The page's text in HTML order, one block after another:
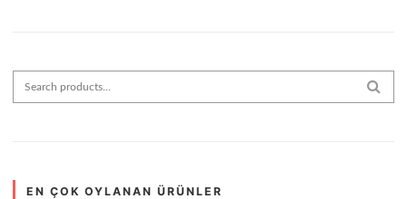
Search for:
EN ÇOK OYLANAN ÜRÜNLER